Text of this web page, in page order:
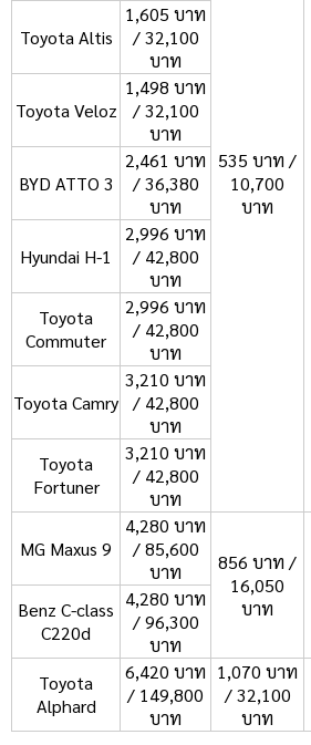
535 บาท /
10,700
บาท
Toyota Altis
1,605 บาท
/ 32,100
บาท
Toyota Veloz
1,498 บาท
/ 32,100
บาท
BYD ATTO 3
2,461 บาท
/ 36,380
บาท
Hyundai H-1
2,996 บาท
/ 42,800
บาท
Toyota
Commuter
2,996 บาท
/ 42,800
บาท
Toyota Camry
3,210 บาท
/ 42,800
บาท
Toyota
Fortuner
3,210 บาท
/ 42,800
บาท
MG Maxus 9
4,280 บาท
/ 85,600
บาท
856 บาท /
16,050
บาท
Benz C-class
C220d
4,280 บาท
/ 96,300
บาท
Toyota
Alphard
6,420 บาท
/ 149,800
บาท
1,070 บาท
/ 32,100
บาท